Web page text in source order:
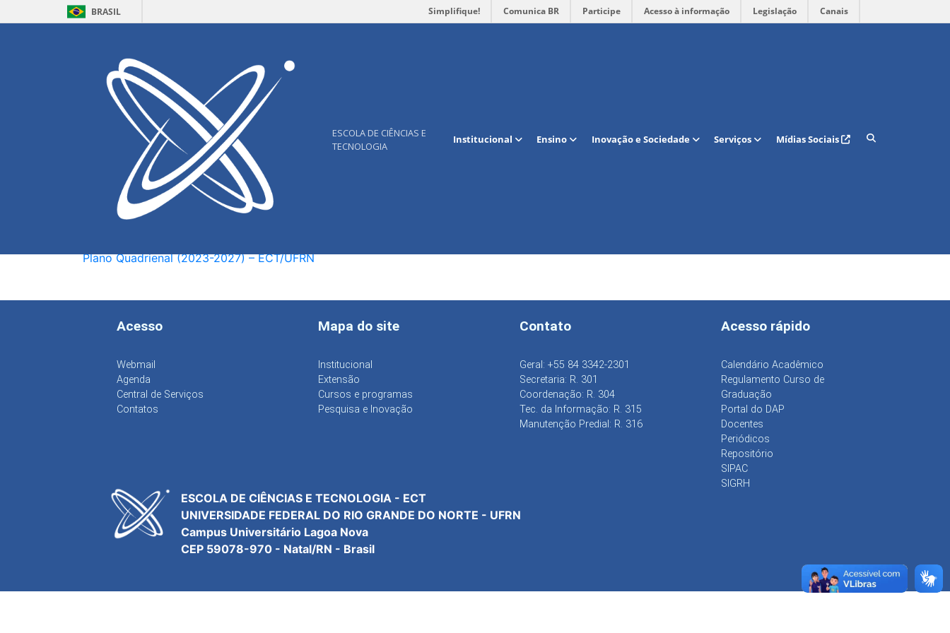
BRASIL Simplifique! Comunica BR Participe Acesso à informação Legislação Canais
ESCOLA DE CIÊNCIAS E
TECNOLOGIA
Institucional Ensino Inovação e Sociedade Serviços Mídias Sociais
Planos Quadrienais da Escola de Ciências e Tecnologia
Descrição
Planos Quadrienais da Escola de Ciências e Tecnologia.
Data de Publicação:
24/04/2023
Documentos:
Plano Quadrienal (2023-2027) – ECT/UFRN
Acesso
Webmail
Agenda
Central de Serviços
Contatos
Mapa do site
Institucional
Extensão
Cursos e programas
Pesquisa e Inovação
Contato
Geral: +55 84 3342-2301
Secretaria: R. 301
Coordenação: R. 304
Tec. da Informação: R. 315
Manutenção Predial: R. 316
Acesso rápido
Calendário Acadêmico
Regulamento Curso de
Graduação
Portal do DAP
Docentes
Periódicos
Repositório
SIPAC
SIGRH
ESCOLA DE CIÊNCIAS E TECNOLOGIA - ECT
UNIVERSIDADE FEDERAL DO RIO GRANDE DO NORTE - UFRN
Campus Universitário Lagoa Nova
CEP 59078-970 - Natal/RN - Brasil